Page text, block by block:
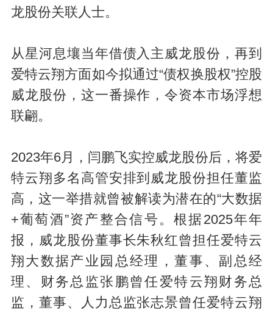
龙股份关联人士。
从星河息壤当年借债入主威龙股份，再到
爱特云翔方面如今拟通过“债权换股权”控股
威龙股份，这一番操作，令资本市场浮想
联翩。
2023年6月，闫鹏飞实控威龙股份后，将爱
特云翔多名高管安排到威龙股份担任董监
高，这一举措就曾被解读为潜在的“大数据
+葡萄酒”资产整合信号。根据2025年年
报，威龙股份董事长朱秋红曾担任爱特云
翔大数据产业园总经理，董事、副总经
理、财务总监张鹏曾任爱特云翔财务总
监，董事、人力总监张志景曾任爱特云翔